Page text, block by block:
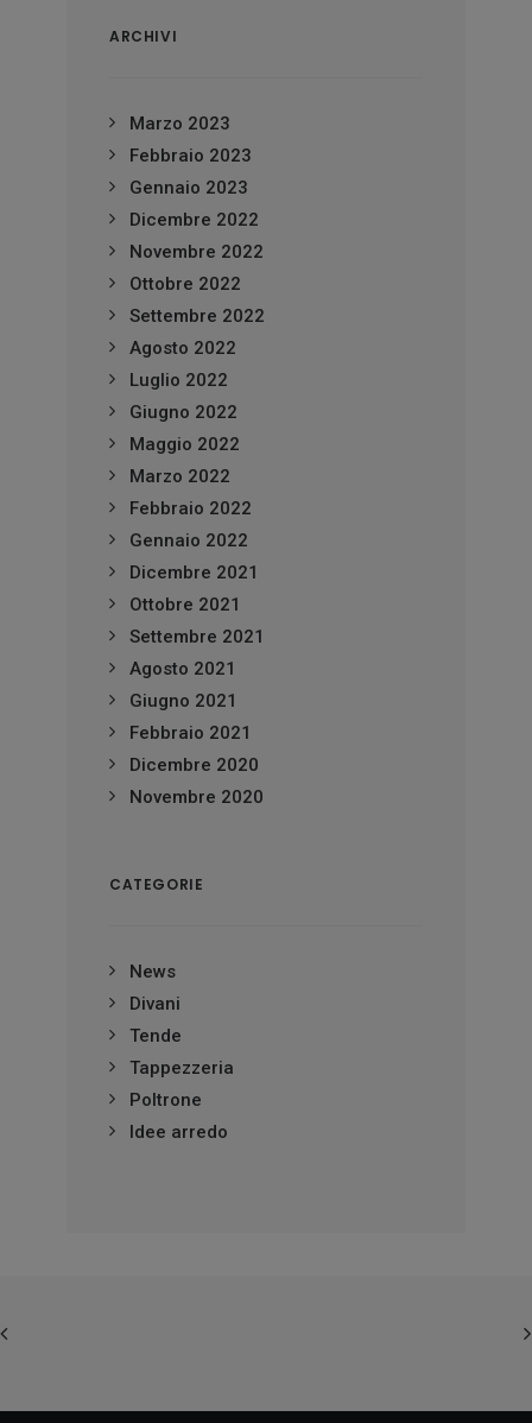
ARCHIVI
Marzo 2023
Febbraio 2023
Gennaio 2023
Dicembre 2022
Novembre 2022
Ottobre 2022
Settembre 2022
Agosto 2022
Luglio 2022
Giugno 2022
Maggio 2022
Marzo 2022
Febbraio 2022
Gennaio 2022
Dicembre 2021
Ottobre 2021
Settembre 2021
Agosto 2021
Giugno 2021
Febbraio 2021
Dicembre 2020
Novembre 2020
CATEGORIE
News
Divani
Tende
Tappezzeria
Poltrone
Idee arredo